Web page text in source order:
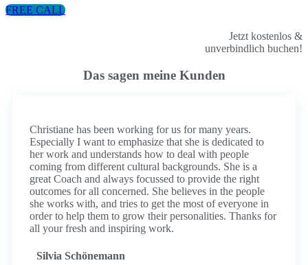
FREE CALL
Jetzt kostenlos &
unverbindlich buchen!
Das sagen meine Kunden
Christiane has been working for us for many years.
Especially I want to emphasize that she is dedicated to
her work and understands how to deal with people
coming from different cultural backgrounds. She is a
great Coach and always focussed to provide the right
outcomes for all concerned. She believes in the people
she works with, and tries to get the most of everyone in
order to help them to grow their personalities. Thanks for
all your fresh and inspiring work.
Silvia Schönemann